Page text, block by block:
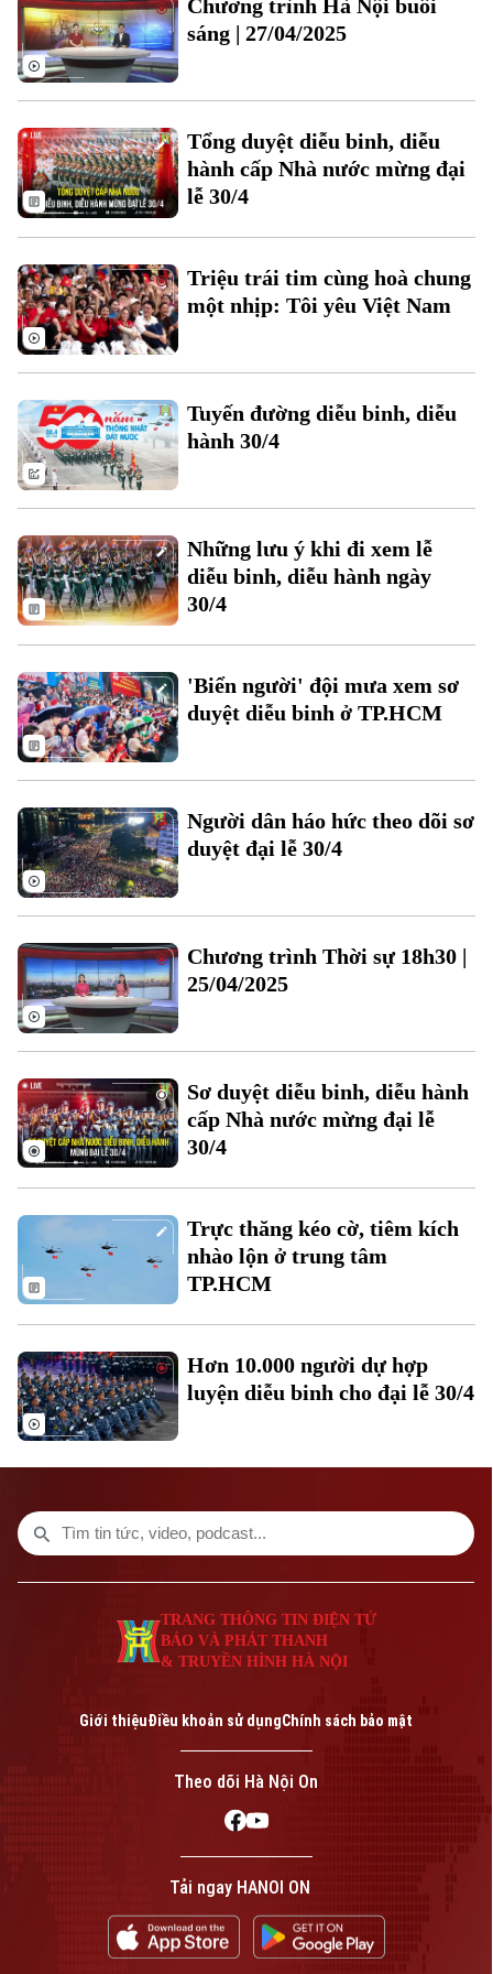
Theo dõi Hà Nội On
Đất đai
Kinh nghiệm
Xe máy
Thị trường
Tuyển sinh
Hướng nghiệp
Tin tức
Di tích
Sức khỏe
Dinh dưỡng
Tư vấn sức khỏe
Bóng đá
Quần vợt
Golf
Giải trí
Tin tức
Sao
Điện ảnh
Âm nhạc
Đã phát sóng
Tòa soạn
0865.116.699 (hotline) 0865.116.699
phép số: Số 63/GP-TTDT, cấp ngày 10/05/2023
TRANG THÔNG TIN ĐIỆN TỬ
CỦA CƠ QUAN BÁO VÀ PHÁT THANH TRUYỀN HÌNH HÀ NỘI
Số 3-5 Huỳnh Thúc Kháng-Phường Láng-Hà Nội
Chương trình Hà Nội buổi
sáng | 27/04/2025
Tổng duyệt diễu binh, diễu
hành cấp Nhà nước mừng đại
lễ 30/4
Triệu trái tim cùng hoà chung
một nhịp: Tôi yêu Việt Nam
Tuyến đường diễu binh, diễu
hành 30/4
Những lưu ý khi đi xem lễ
diễu binh, diễu hành ngày
30/4
'Biển người' đội mưa xem sơ
duyệt diễu binh ở TP.HCM
Người dân háo hức theo dõi sơ
duyệt đại lễ 30/4
Chương trình Thời sự 18h30 |
25/04/2025
Sơ duyệt diễu binh, diễu hành
cấp Nhà nước mừng đại lễ
30/4
Trực thăng kéo cờ, tiêm kích
nhào lộn ở trung tâm
TP.HCM
Hơn 10.000 người dự hợp
luyện diễu binh cho đại lễ 30/4
TRANG THÔNG TIN ĐIỆN TỬ
BÁO VÀ PHÁT THANH
& TRUYỀN HÌNH HÀ NỘI
Giới thiệuĐiều khoản sử dụngChính sách bảo mật
Theo dõi Hà Nội On
Tải ngay HANOI ON